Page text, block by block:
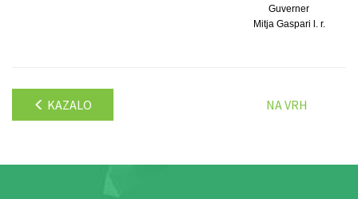
Guverner
Mitja Gaspari l. r.
KAZALO NA VRH